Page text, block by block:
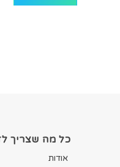
כל מה שצריך
אודות